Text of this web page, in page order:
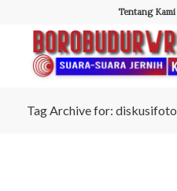
Tentang Kami
Tag Archive for: diskusifoto